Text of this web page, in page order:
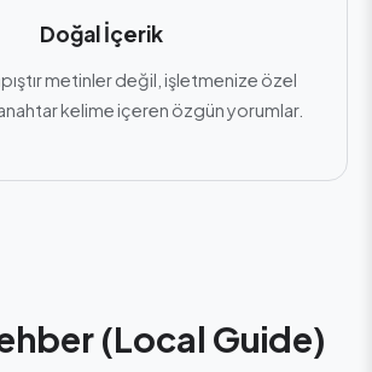
Doğal İçerik
metinler değil, işletmenize özel
anahtar kelime içeren özgün yorumlar.
(Local Guide)